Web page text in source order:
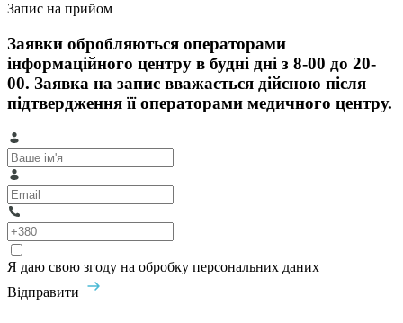
Запис на прийом
Заявки обробляються операторами
інформаційного центру в будні дні з 8-00 до 20-
00. Заявка на запис вважається дійсною після
підтвердження її операторами медичного центру.
Я даю свою згоду на обробку персональних даних
Відправити